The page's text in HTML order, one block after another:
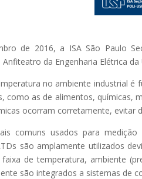
de 2016, a ISA São Paulo
Anfiteatro da Engenharia Elétrica
no ambiente industrial é
como as de alimentos, químicas,
ocorram corretamente, evitar
comuns usados para
são amplamente utilizados
de temperatura, ambiente
são integrados a sistemas de